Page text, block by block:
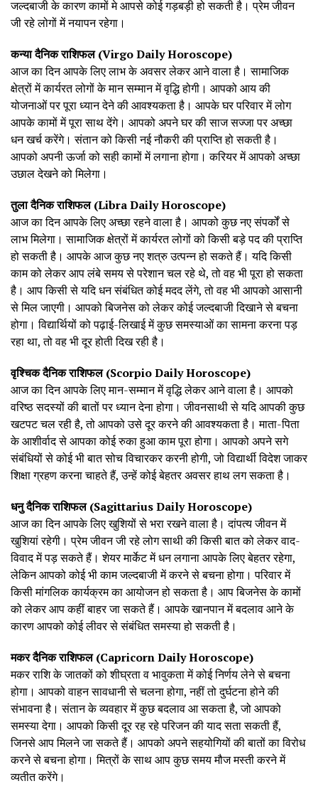
जल्दबाजी के कारण कामों मे आपसे कोई गड़बड़ी हो सकती है। प्रेम जीवन
जी रहे लोगों में नयापन रहेगा।
कन्या दैनिक राशिफल (Virgo Daily Horoscope)
आज का दिन आपके लिए लाभ के अवसर लेकर आने वाला है। सामाजिक
क्षेत्रों में कार्यरत लोगों के मान सम्मान में वृद्धि होगी। आपको आय की
योजनाओं पर पूरा ध्यान देने की आवश्यकता है। आपके घर परिवार में लोग
आपके कामों में पूरा साथ देंगे। आपको अपने घर की साज सज्जा पर अच्छा
धन खर्च करेंगे। संतान को किसी नई नौकरी की प्राप्ति हो सकती है।
आपको अपनी ऊर्जा को सही कामों में लगाना होगा। करियर में आपको अच्छा
उछाल देखने को मिलेगा।
तुला दैनिक राशिफल (Libra Daily Horoscope)
आज का दिन आपके लिए अच्छा रहने वाला है। आपको कुछ नए संपर्कों से
लाभ मिलेगा। सामाजिक क्षेत्रों में कार्यरत लोगों को किसी बड़े पद की प्राप्ति
हो सकती है। आपके आज कुछ नए शत्रु उत्पन्न हो सकते हैं। यदि किसी
काम को लेकर आप लंबे समय से परेशान चल रहे थे, तो वह भी पूरा हो सकता
है। आप किसी से यदि धन संबंधित कोई मदद लेंगे, तो वह भी आपको आसानी
से मिल जाएगी। आपको बिजनेस को लेकर कोई जल्दबाजी दिखाने से बचना
होगा। विद्यार्थियों को पढ़ाई-लिखाई में कुछ समस्याओं का सामना करना पड़
रहा था, तो वह भी दूर होती दिख रही है।
वृश्चिक दैनिक राशिफल (Scorpio Daily Horoscope)
आज का दिन आपके लिए मान-सम्मान में वृद्धि लेकर आने वाला है। आपको
वरिष्ठ सदस्यों की बातों पर ध्यान देना होगा। जीवनसाथी से यदि आपकी कुछ
खटपट चल रही है, तो आपको उसे दूर करने की आवश्यकता है। माता-पिता
के आशीर्वाद से आपका कोई रुका हुआ काम पूरा होगा। आपको अपने सगे
संबंधियों से कोई भी बात सोच विचारकर करनी होगी, जो विद्यार्थी विदेश जाकर
शिक्षा ग्रहण करना चाहते हैं, उन्हें कोई बेहतर अवसर हाथ लग सकता है।
धनु दैनिक राशिफल (Sagittarius Daily Horoscope)
आज का दिन आपके लिए खुशियों से भरा रखने वाला है। दांपत्य जीवन में
खुशियां रहेगी। प्रेम जीवन जी रहे लोग साथी की किसी बात को लेकर वाद-
विवाद में पड़ सकते हैं। शेयर मार्केट में धन लगाना आपके लिए बेहतर रहेगा,
लेकिन आपको कोई भी काम जल्दबाजी में करने से बचना होगा। परिवार में
किसी मांगलिक कार्यक्रम का आयोजन हो सकता है। आप बिजनेस के कामों
को लेकर आप कहीं बाहर जा सकते हैं। आपके खानपान में बदलाव आने के
कारण आपको कोई लीवर से संबंधित समस्या हो सकती है।
मकर दैनिक राशिफल (Capricorn Daily Horoscope)
मकर राशि के जातकों को शीघ्रता व भावुकता में कोई निर्णय लेने से बचना
होगा। आपको वाहन सावधानी से चलना होगा, नहीं तो दुर्घटना होने की
संभावना है। संतान के व्यवहार में कुछ बदलाव आ सकता है, जो आपको
समस्या देगा। आपको किसी दूर रह रहे परिजन की याद सता सकती हैं,
जिनसे आप मिलने जा सकते हैं। आपको अपने सहयोगियों की बातों का विरोध
करने से बचना होगा। मित्रों के साथ आप कुछ समय मौज मस्ती करने में
व्यतीत करेंगे।